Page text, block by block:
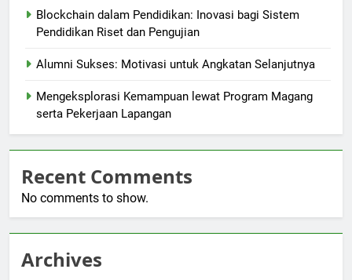
Blockchain dalam Pendidikan: Inovasi bagi Sistem
Pendidikan Riset dan Pengujian
Alumni Sukses: Motivasi untuk Angkatan Selanjutnya
Mengeksplorasi Kemampuan lewat Program Magang
serta Pekerjaan Lapangan
Recent Comments
No comments to show.
Archives